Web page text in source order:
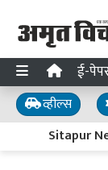
ई-
व्हील्स
Sitapur